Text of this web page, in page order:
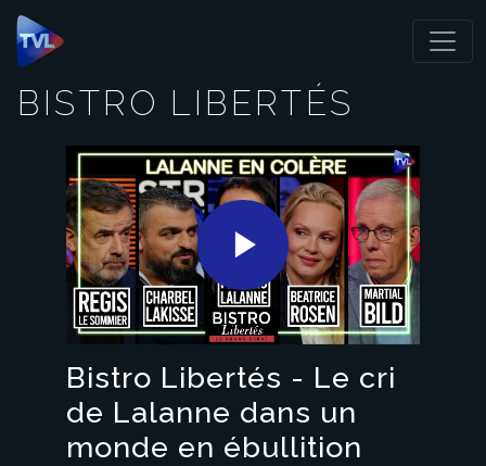
Panneau de gestion des cookies
BISTRO LIBERTÉS
Play
Video
Bistro Libertés - Le cri
de Lalanne dans un
monde en ébullition